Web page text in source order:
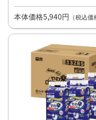
本体価格5,940円 （税込価